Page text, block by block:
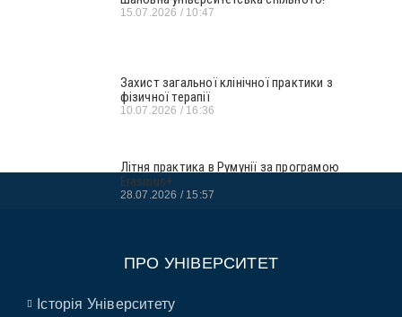
15.07.2026 10:47
Захист загальної клінічної практики з
фізичної терапії
10.07.2026 16:36
Літня практика в Румунії за програмою
Erasmus+
28.07.2026 15:57
ПРО УНІВЕРСИТЕТ
Історія Університету